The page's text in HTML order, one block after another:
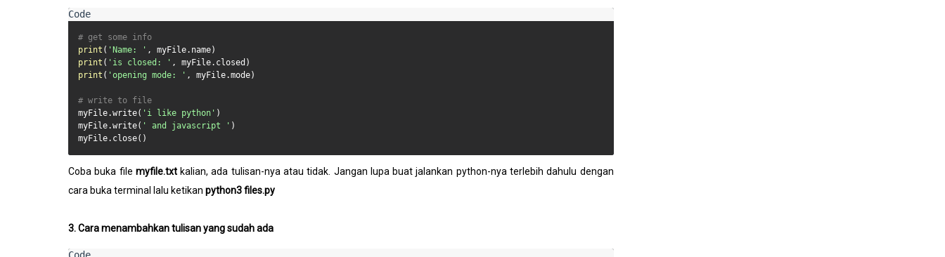
# get some info
print ( 'Name: '
print ( 'is closed: '
print ( 'opening mode: ' , myFile.mode)
# write to file
myFile.write( 'i like python' )
myFile.write( ' and javascript ' )
myFile.close()
Coba buka file myfile.txtkalian, ada tulisan-nya atau tidak. Jangan lupa buat jalankan python-nya terlebih dahulu dengan
cara buka terminal lalu ketikan python3 files.py
3. Cara menambahkan tulisan yang sudah ada